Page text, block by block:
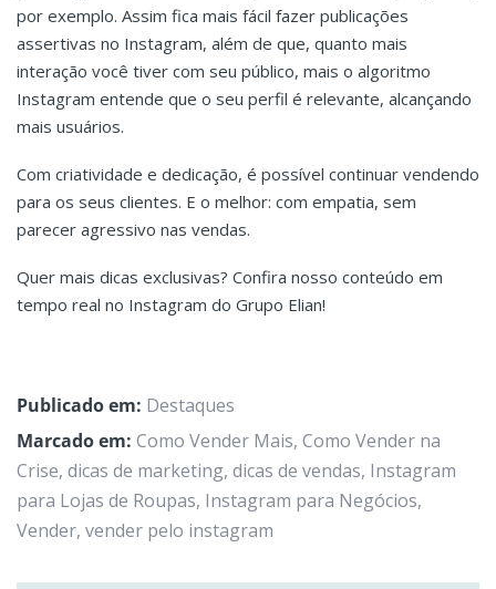
por exemplo. Assim fica mais fácil fazer publicações
assertivas no Instagram, além de que, quanto mais
interação você tiver com seu público, mais o algoritmo
Instagram entende que o seu perfil é relevante, alcançando
mais usuários.
Com criatividade e dedicação, é possível continuar vendendo
para os seus clientes. E o melhor: com empatia, sem
parecer agressivo nas vendas.
Quer mais dicas exclusivas? Confira nosso conteúdo em
tempo real no Instagram do Grupo Elian!
Publicado em: Destaques
Marcado em: Como Vender Mais, Como Vender na
Crise, dicas de marketing, dicas de vendas, Instagram
para Lojas de Roupas, Instagram para Negócios,
Vender, vender pelo instagram